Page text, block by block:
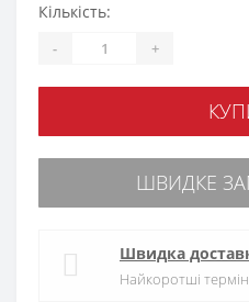
Кількість:
- +
ШВИДКЕ
Швидка
Найкоротші